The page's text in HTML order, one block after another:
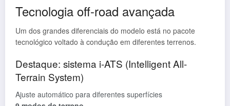
Tecnologia off-road avançada
Um dos grandes diferenciais do modelo está no pacote
tecnológico voltado à condução em diferentes terrenos.
Destaque: sistema i-ATS (Intelligent All-
Terrain System)
Ajuste automático para diferentes superfícies